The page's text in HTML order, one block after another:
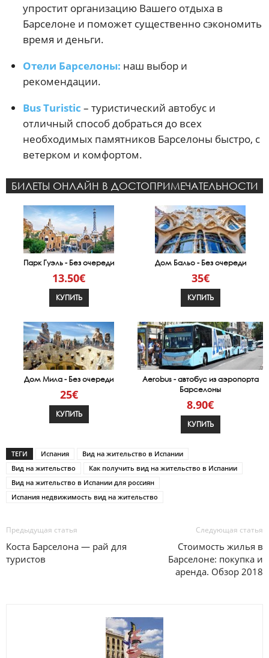
упростит организацию Вашего отдыха в
Барселоне и поможет существенно сэкономить
время и деньги.
Отели Барселоны: наш выбор и
рекомендации.
Bus Turistic – туристический автобус и
отличный способ добраться до всех
необходимых памятников Барселоны быстро, с
ветерком и комфортом.
БИЛЕТЫ ОНЛАЙН В ДОСТОПРИМЕЧАТЕЛЬНОСТИ
Парк Гуэль - Без очереди
13.50€
КУПИТЬ
Дом Бальо - Без очереди
35€
КУПИТЬ
Дом Мила - Без очереди
25€
КУПИТЬ
Aerobus - автобус из аэропорта
Барселоны
8.90€
КУПИТЬ
ТЕГИ Испания
Вид на жительство в Испании
Вид на жительство
Как получить вид на жительство в Испании
Вид на жительство в Испании для россиян
Испания недвижимость вид на жительство
Предыдущая статья
Коста Барселона — рай для
туристов
Следующая статья
Стоимость жилья в
Барселоне: покупка и
аренда. Обзор 2018